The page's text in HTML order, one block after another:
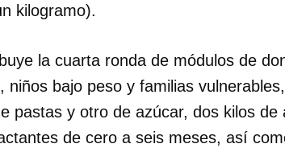
kilogramo).
la cuarta ronda de módulos de
niños bajo peso y familias
pastas y otro de azúcar, dos kilos
de cero a seis meses, así